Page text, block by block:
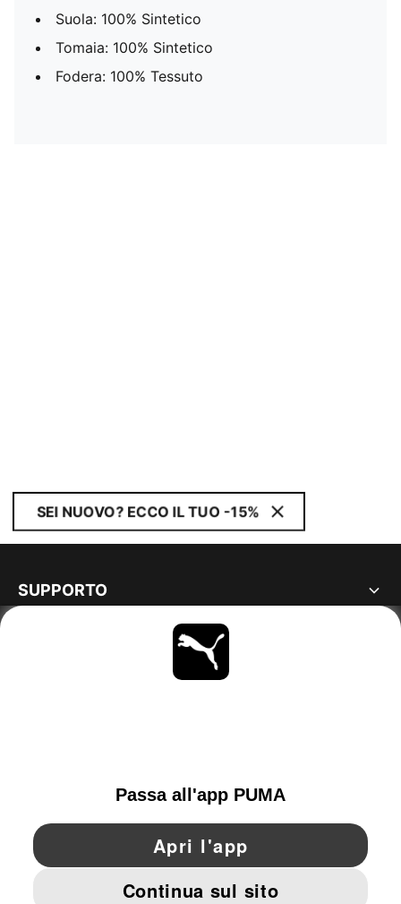
Suola: 100% Sintetico
Tomaia: 100% Sintetico
Fodera: 100% Tessuto
SEI NUOVO? ECCO IL TUO -15%
SUPPORTO
MAGGIORI INFORMAZIONI
OTTIENI TUTTI GLI AGGIORNAMENTI
YouTube Pinterest
DATI AZIENDALI E LEGALI